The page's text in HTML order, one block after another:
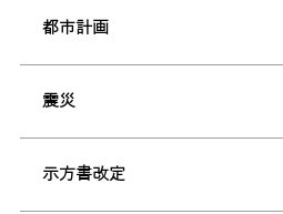
都市計画
震災
示方書改定